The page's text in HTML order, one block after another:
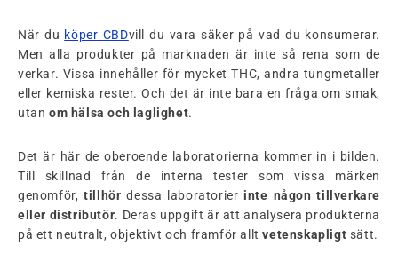
När du köper CBDvill du vara säker på vad du konsumerar.
Men alla produkter på marknaden är inte så rena som de
verkar. Vissa innehåller för mycket THC, andra tungmetaller
eller kemiska rester. Och det är inte bara en fråga om smak,
utan om hälsa och laglighet.
Det är här de oberoende laboratorierna kommer in i bilden.
Till skillnad från de interna tester som vissa märken
genomför,tillhör dessa laboratorierinte någon tillverkare
eller distributör. Deras uppgift är att analysera produkterna
på ett neutralt, objektivt och framför alltvetenskapligt sätt.